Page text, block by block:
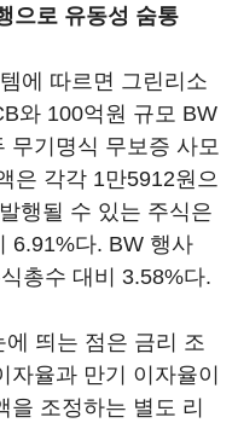
으로 유동성 숨통
에 따르면 그린리소
와 100억원 규모 BW
무기명식 무보증 사모
은 각각 1만5912원으
행될 수 있는 주식은
6.91%다. BW 행사
총수 대비 3.58%다.
에 띄는 점은 금리 조
율과 만기 이자율이
조정하는 별도 리